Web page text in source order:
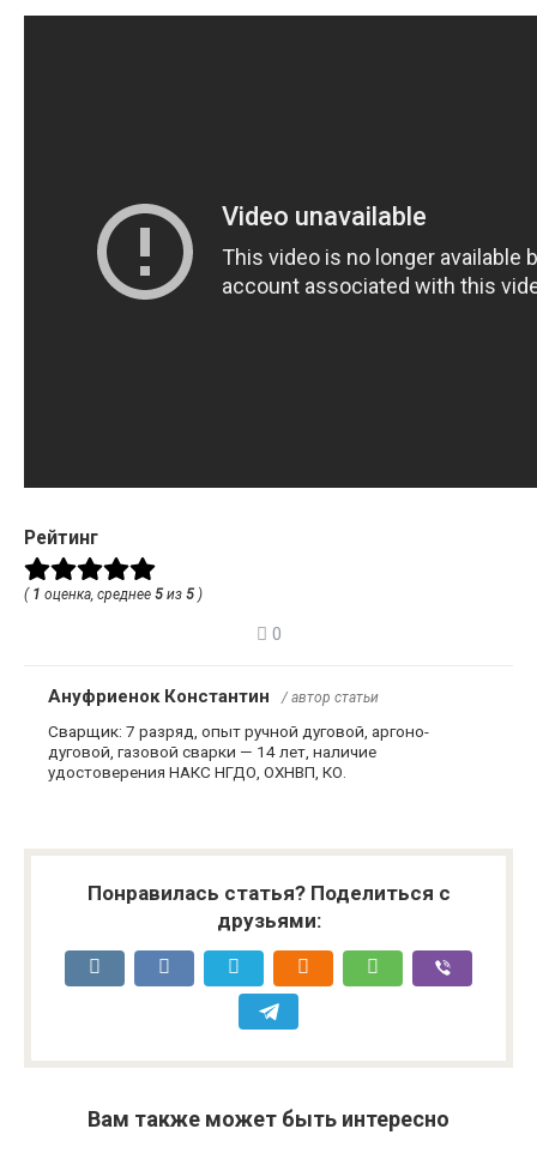
Рейтинг
( 1 оценка, среднее 5 из 5 )
0
Ануфриенок Константин / автор статьи
Сварщик: 7 разряд, опыт ручной дуговой, аргоно-
дуговой, газовой сварки — 14 лет, наличие
удостоверения НАКС НГДО, ОХНВП, КО.
Понравилась статья? Поделиться с
друзьями:
Вам также может быть интересно